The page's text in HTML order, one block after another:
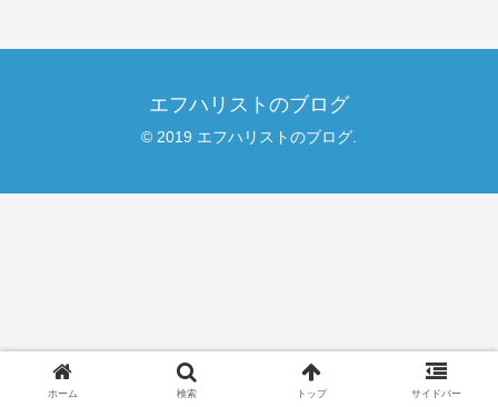
エフハリストのブログ
© 2019 エフハリストのブログ.
ホーム 検索 トップ サイドバー